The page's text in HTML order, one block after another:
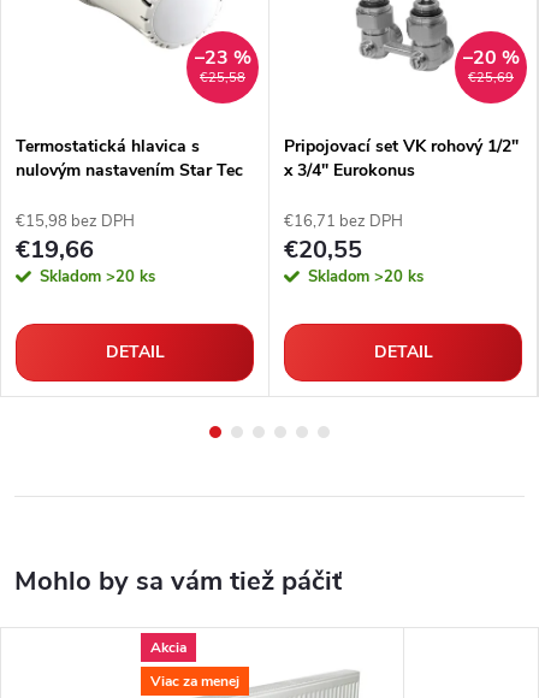
€25,58
–23 %
Termostatická hlavica s
nulovým nastavením Star Tec
€15,98 bez DPH
€19,66
Skladom >20 ks
DETAIL
€25,69
–20 %
Pripojovací set VK rohový 1/2"
x 3/4" Eurokonus
€16,71 bez DPH
€20,55
Skladom >20 ks
DETAIL
Akcia
Viac za menej